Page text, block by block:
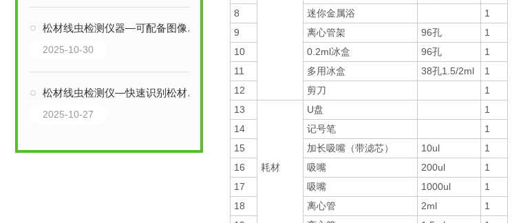
松材线虫检测仪器—可配备图像采集和分析软件，辅助鉴定人员提高识别准确率
2025-10-30
松材线虫检测仪—快速识别松材线虫感染，为早期防控松材线虫病提供技术支持
2025-10-27
8
迷你金属浴
1
9
离心管架 96孔
1
10
0.2ml冰盒 96孔
1
11
多用冰盒 38孔1.5/2ml
1
12
剪刀
1
13
耗材
U盘
1
14
记号笔
1
15
加长吸嘴（带滤芯） 10ul
1
16
吸嘴 200ul
1
17
吸嘴 1000ul
1
18
离心管 2ml
1